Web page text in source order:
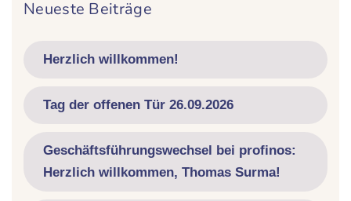
Neueste Beiträge
Herzlich willkommen!
Tag der offenen Tür 26.09.2026
Geschäftsführungswechsel bei profinos:
Herzlich willkommen, Thomas Surma!